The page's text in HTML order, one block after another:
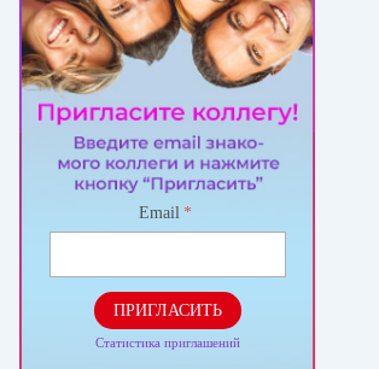
Email *
ПРИГЛАСИТЬ
Статистика приглашений